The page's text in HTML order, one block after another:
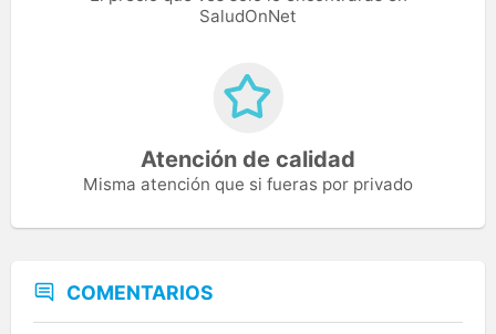
SaludOnNet
Atención de calidad
Misma atención que si fueras por privado
COMENTARIOS